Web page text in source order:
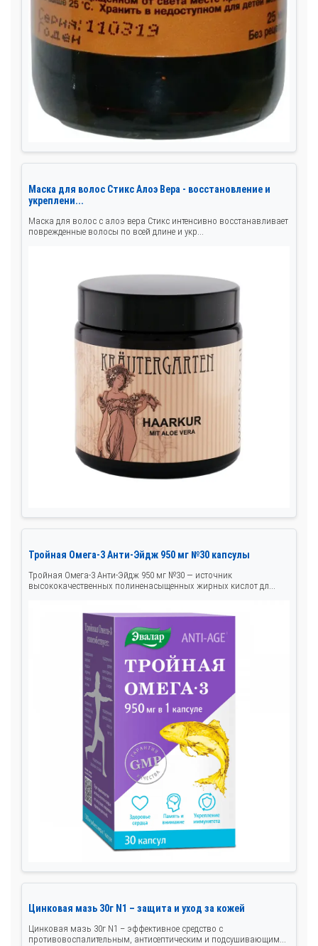
Маска для волос Стикс Алоэ Вера - восстановление и
укреплени...
Маска для волос с алоэ вера Стикс интенсивно восстанавливает
поврежденные волосы по всей длине и укр...
Тройная Омега‑3 Анти‑Эйдж 950 мг №30 капсулы
Тройная Омега‑3 Анти‑Эйдж 950 мг №30 — источник
высококачественных полиненасыщенных жирных кислот дл...
Цинковая мазь 30г N1 – защита и уход за кожей
Цинковая мазь 30г N1 – эффективное средство с
противовоспалительным, антисептическим и подсушивающим...